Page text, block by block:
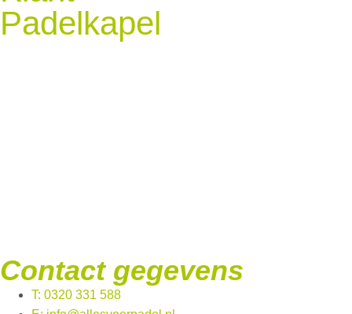
Padelkapel
Contact gegevens
T: 0320 331 588